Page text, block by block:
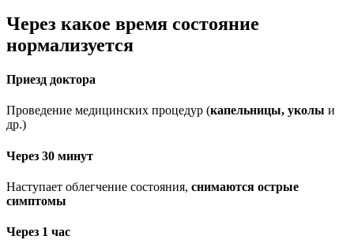
Через какое время состояние
нормализуется
Приезд доктора
Проведение медицинских процедур (капельницы, уколы и
др.)
Через 30 минут
Наступает облегчение состояния, снимаются острые
симптомы
Через 1 час